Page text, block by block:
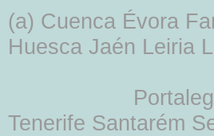
(a) Cuenca Évora
Huesca Jaén Leiria
Tenerife Santarém